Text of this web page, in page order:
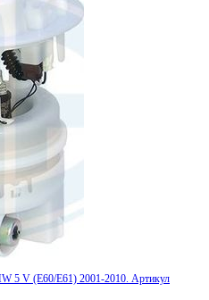
5 V (E60/E61) 2001-2010. Артикул